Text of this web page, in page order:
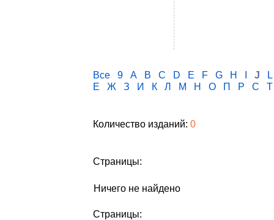
Все 9 A B C D E F G H J
L
Е
Ж З И К Л М Н О П Р С Т
Количество изданий: 0
Страницы:
Ничего не найдено
Страницы: